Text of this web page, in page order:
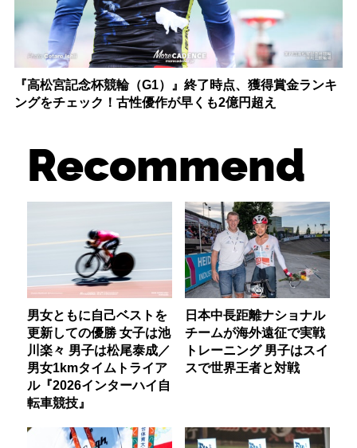
『高松宮記念杯競輪（G1）』終了時点、獲得賞金ランキ
ングをチェック！古性優作が早くも2億円超え
Recommend
男女ともに自己ベストを
更新しての優勝 女子は池
川楽々 男子は松尾泰成／
男女1kmタイムトライア
ル『2026インターハイ自
転車競技』
日本中長距離ナショナル
チームが海外遠征で実戦
トレーニング 男子はスイ
スで世界王者と対戦